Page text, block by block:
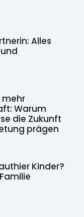
Alles
mehr
Warum
die Zukunft
prägen
Kinder?